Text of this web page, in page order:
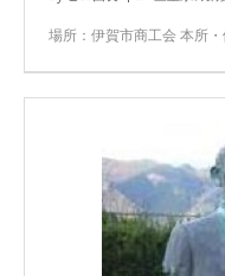
場所：伊賀市商工会 本所